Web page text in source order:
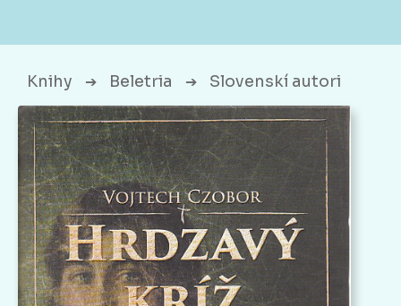
Knihy ➔ Beletria ➔ Slovenskí autori